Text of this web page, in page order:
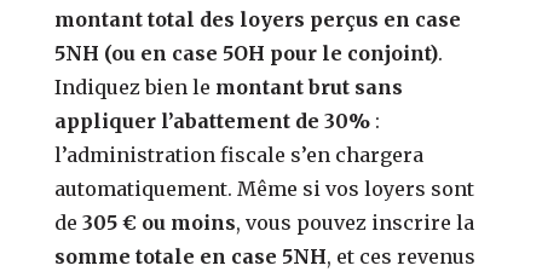
montant total des loyers perçus en case
5NH (ou en case 5OH pour le conjoint).
Indiquez bien le montant brut sans
appliquer l’abattement de 30% :
l’administration fiscale s’en chargera
automatiquement. Même si vos loyers sont
de305 € ou moins, vous pouvez inscrire la
somme totale en case 5NH, et ces revenus